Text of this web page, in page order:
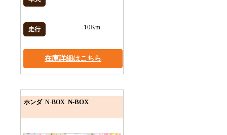
走行 10Km
在庫詳細はこちら
ホンダ N-BOX N-BOX